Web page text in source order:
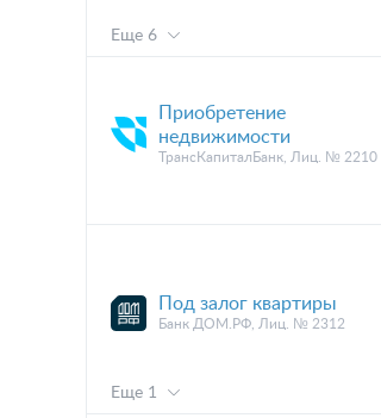
Еще 6
Приобретение
недвижимости
ТрансКапиталБанк, Лиц. № 2210
Под залог квартиры
Банк ДОМ.РФ, Лиц. № 2312
Еще 1